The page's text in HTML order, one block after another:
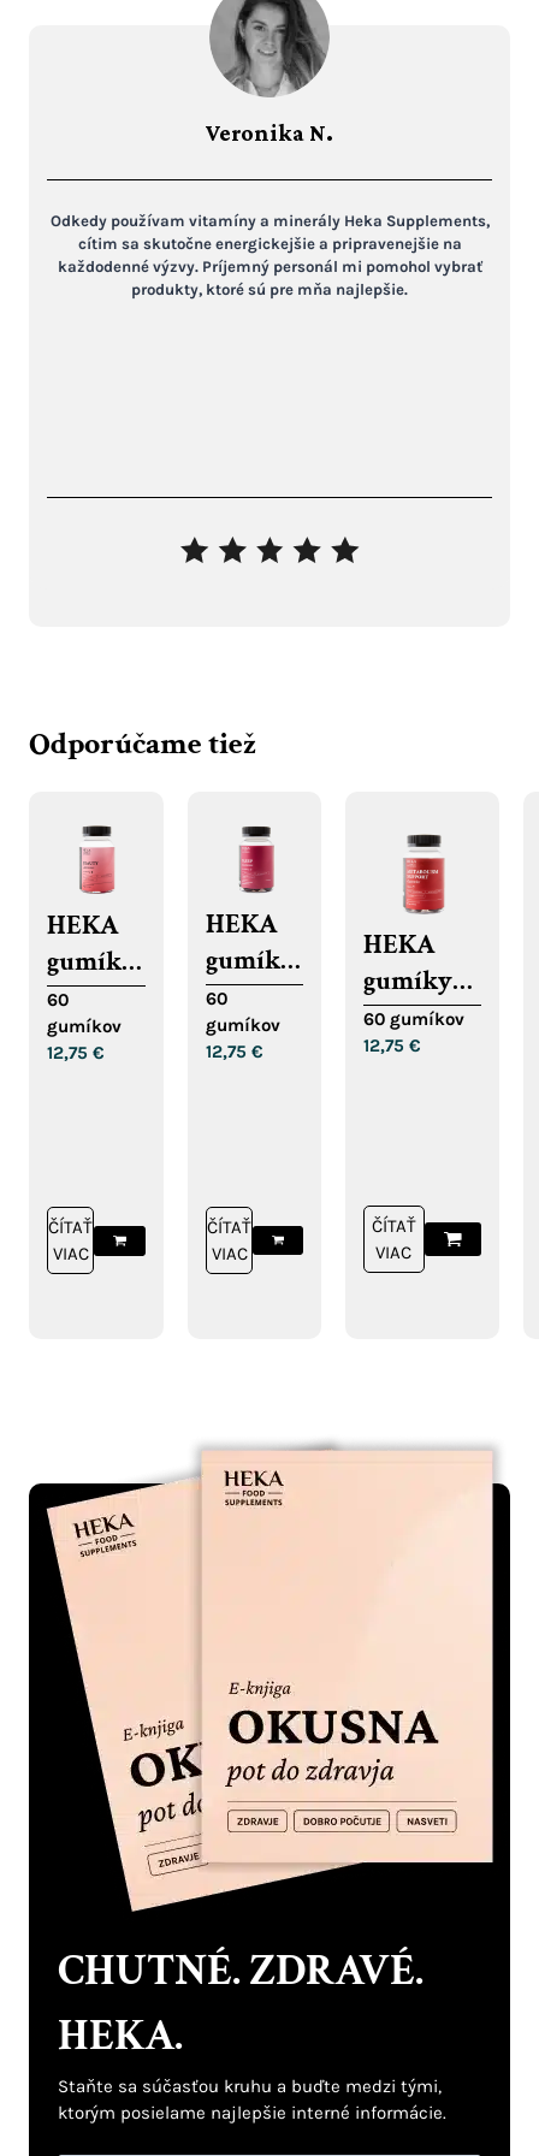
Veronika N.
Odkedy používam vitamíny a minerály Heka Supplements,
cítim sa skutočne energickejšie a pripravenejšie na
každodenné výzvy. Príjemný personál mi pomohol vybrať
produkty, ktoré sú pre mňa najlepšie.
Odporúčame tiež
HEKA
gumíky
na vlasy,
pokožku
a nechty
60
gumíkov
12,75 €
ČÍTAŤ
VIAC
HEKA
gumíky
na
podporu
spánku
60
gumíkov
12,75 €
ČÍTAŤ
VIAC
HEKA
gumíky
na
podporu
chudnutia
60 gumíkov
12,75 €
ČÍTAŤ
VIAC
CHUTNÉ. ZDRAVÉ.
HEKA.
Staňte sa súčasťou kruhu a buďte medzi tými,
ktorým posielame najlepšie interné informácie.